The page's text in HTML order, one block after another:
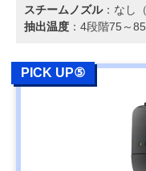
スチームノズル：なし
抽出温度 ：4段階75～
PICK UP⑤